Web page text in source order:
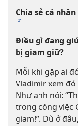
Chia sẻ cá
b
Điều gì đang
bị giam giữ?
Mỗi khi gặp ai
Vladimir xem đó
Như anh nói:
trong công việc
giam!”. Dù ở